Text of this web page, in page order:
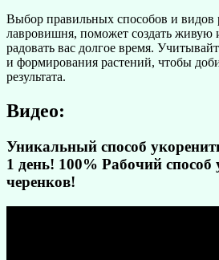
Выбор правильных способов и видов
лавровишня, поможет создать живую
радовать вас долгое время.
и формирования растений, чтобы
результата.
Видео:
Уникальный способ
1 день! 100% Рабочий способ
черенков!